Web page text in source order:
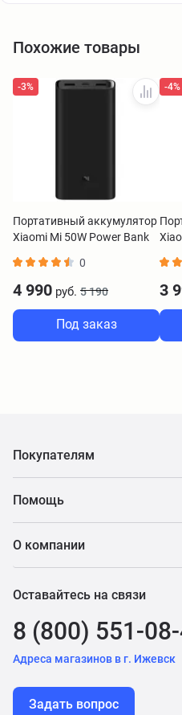
Похожие товары
-3%
Портативный аккумулятор
Xiaomi Mi 50W Power Bank
BHR5121GL 0
4 990 руб. 5 190
Под заказ
-4%
3
Покупателям
Помощь
О компании
Оставайтесь на связи
8 (800) 551-
Адреса магазинов в г. Ижевск
Задать вопрос